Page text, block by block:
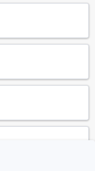
ระเทศไทย โรงแรมตั้ง
าหารที่หลากหลาย
กับวัฒนธรรมและความ
ล้กับสถานที่ท่องเที่ยว
ะตลาดนัดสุดเก๋ ทำให้
สำคัญของเมือง
รบริการรถรับส่งสนาม
รงแรมเลอ พลาโต
ะต้องการเข้าพักที่
มบินสุวรรณภูมิไปยัง
ท่องเที่ยวสามารถเลือก
เดินทางไปยังโรงแรม